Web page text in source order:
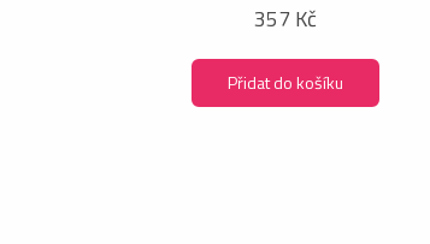
357 Kč
Přidat do košíku